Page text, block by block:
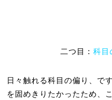
二つ目： 科目
日々触れる科目の偏り、で
を固めきりたかったため、